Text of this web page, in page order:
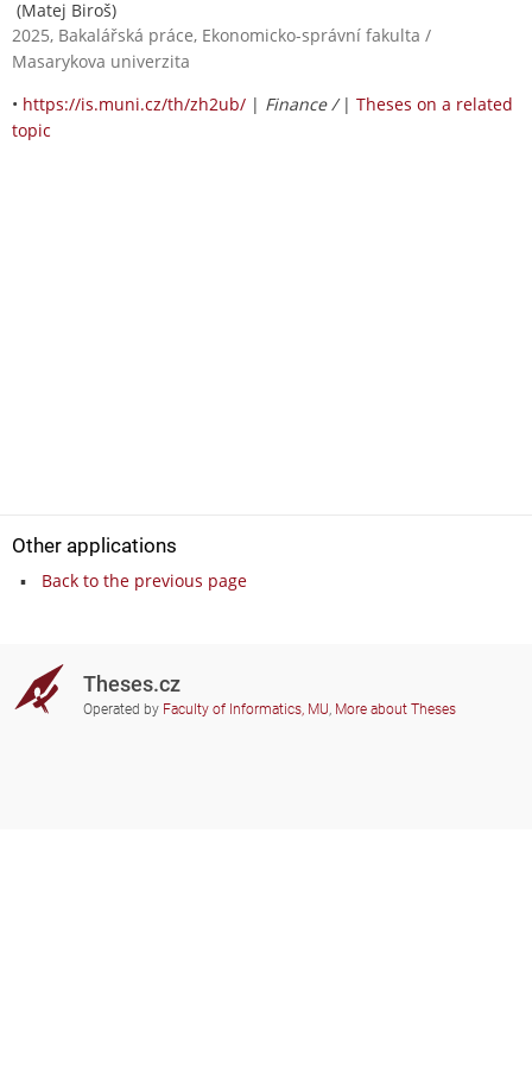
(Matej Biroš)
2025, Bakalářská práce, Ekonomicko-správní fakulta /
Masarykova univerzita
• https://is.muni.cz/th/zh2ub/ | Finance / | Theses on a related
topic
Other applications
Back to the previous page
Theses.cz
Operated by Faculty of Informatics, MU, More about Theses